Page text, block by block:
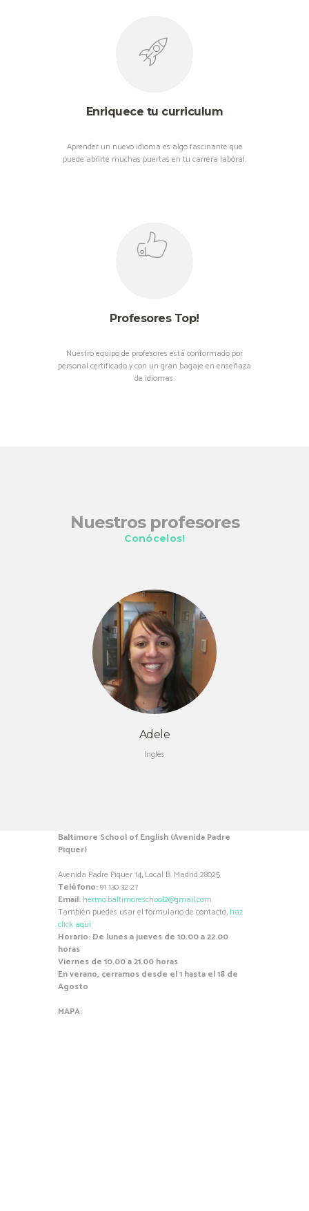
Enriquece tu curriculum
Aprender un nuevo idioma es algo fascinante que
puede abrirte muchas puertas en tu carrera laboral.
Profesores Top!
Nuestro equipo de profesores está conformado por
personal certificado y con un gran bagaje en enseñaza
de idiomas.
Nuestros profesores
Conócelos!
Adele
Inglés
Baltimore School of English (Avenida Padre
Piquer)
Avenida Padre Piquer 14, Local B. Madrid 28025
Teléfono:91 130 32 27
Email: hermo.baltimoreschool2@gmail.com
También puedes usar el formulario de contacto, haz
click aquí
Horario: De lunes a jueves de 10.00 a 22.00
horas
Viernes de 10.00 a 21.00 horas
En verano, cerramos desde el 1 hasta el 18 de
Agosto
MAPA: